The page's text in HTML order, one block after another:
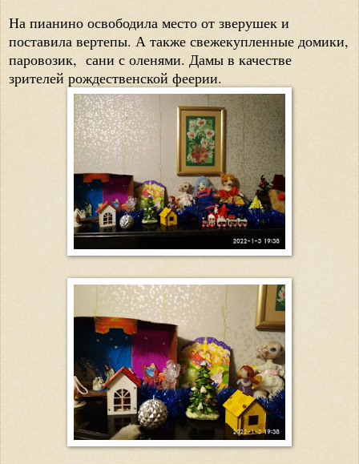
На пианино освободила место от зверушек и
поставила вертепы. А также свежекупленные домики,
паровозик, сани с оленями. Дамы в качестве
зрителей рождественской феерии.